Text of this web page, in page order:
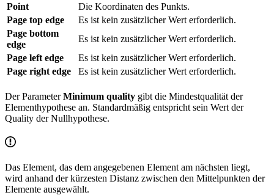
Point
Die Koordinaten des Punkts.
Page top edge
Es ist kein zusätzlicher Wert erforderlich.
Page bottom
edge
Es ist kein zusätzlicher Wert erforderlich.
Page left edge
Es ist kein zusätzlicher Wert erforderlich.
Page right edge
Es ist kein zusätzlicher Wert erforderlich.
Der ParameterMinimum quality gibt die Mindestqualität der
Elementhypothese an. Standardmäßig entspricht sein Wert der
Quality der Nullhypothese.
Das Element, das dem angegebenen Element am nächsten liegt,
wird anhand der kürzesten Distanz zwischen den Mittelpunkten der
Elemente ausgewählt.